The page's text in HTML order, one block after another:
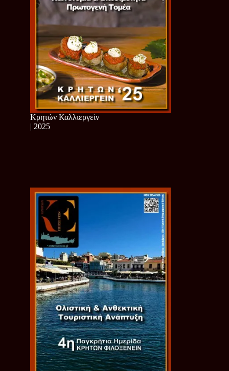
Κρητών Καλλιεργείν
| 2025